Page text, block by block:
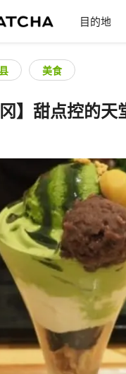
目的地
美食
冈】甜点控的